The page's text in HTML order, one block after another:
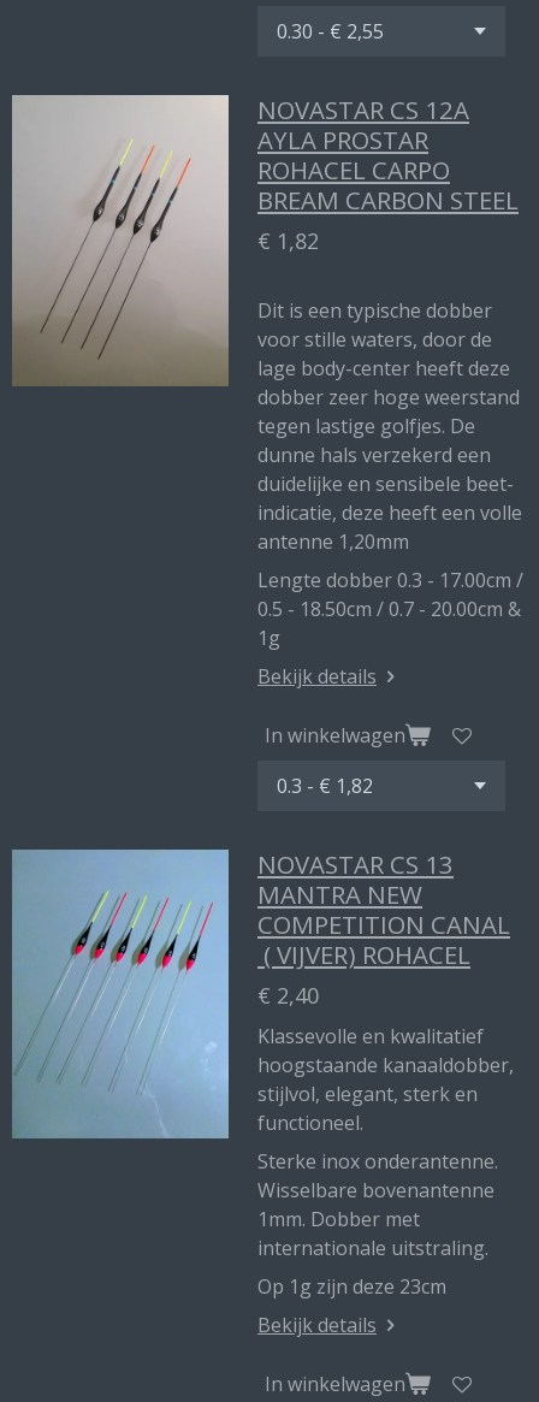
NOVASTAR CS 12A
AYLA PROSTAR
ROHACEL CARPO
BREAM CARBON STEEL
€ 1,82
Dit is een typische dobber
voor stille waters, door de
lage body-center heeft deze
dobber zeer hoge weerstand
tegen lastige golfjes. De
dunne hals verzekerd een
duidelijke en sensibele beet-
indicatie, deze heeft een volle
antenne 1,20mm
Lengte dobber 0.3 - 17.00cm /
0.5 - 18.50cm / 0.7 - 20.00cm &
1g
Bekijk details
In winkelwagen
NOVASTAR CS 13
MANTRA NEW
COMPETITION CANAL
( VIJVER) ROHACEL
€ 2,40
Klassevolle en kwalitatief
hoogstaande kanaaldobber,
stijlvol, elegant, sterk en
functioneel.
Sterke inox onderantenne.
Wisselbare bovenantenne
1mm. Dobber met
internationale uitstraling.
Op 1g zijn deze 23cm
Bekijk details
In winkelwagen